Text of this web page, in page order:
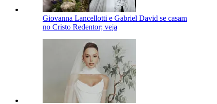
Giovanna Lancellotti e Gabriel David se casam
no Cristo Redentor; veja